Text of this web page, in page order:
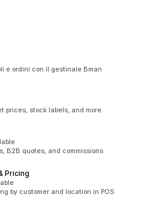
e ordini con il gestinale Bman
prices, stock labels, and more
B2B quotes, and commissions
Pricing
by customer and location in POS